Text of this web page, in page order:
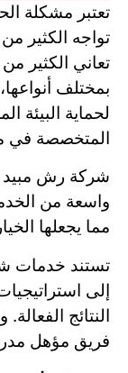
تعتبر مشكلة
تواجه الكثير
تعاني الكثير
بمختلف
لحماية البيئة
المتخصصة في
شركة رش مبيد
واسعة من
مما يجعلها
تستند خدمات
إلى
النتائج
فريق مؤهل